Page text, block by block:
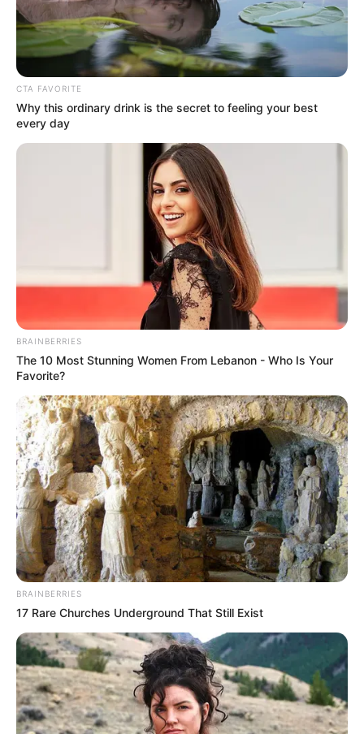
CTA FAVORITE
Why this ordinary drink is the secret to feeling your best
every day
BRAINBERRIES
The 10 Most Stunning Women From Lebanon - Who Is Your
Favorite?
BRAINBERRIES
17 Rare Churches Underground That Still Exist